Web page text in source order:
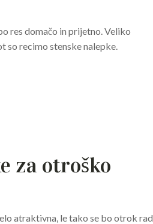
res domačo in prijetno. Veliko
so recimo stenske nalepke.
za otroško
atraktivna, le tako se bo otrok rad